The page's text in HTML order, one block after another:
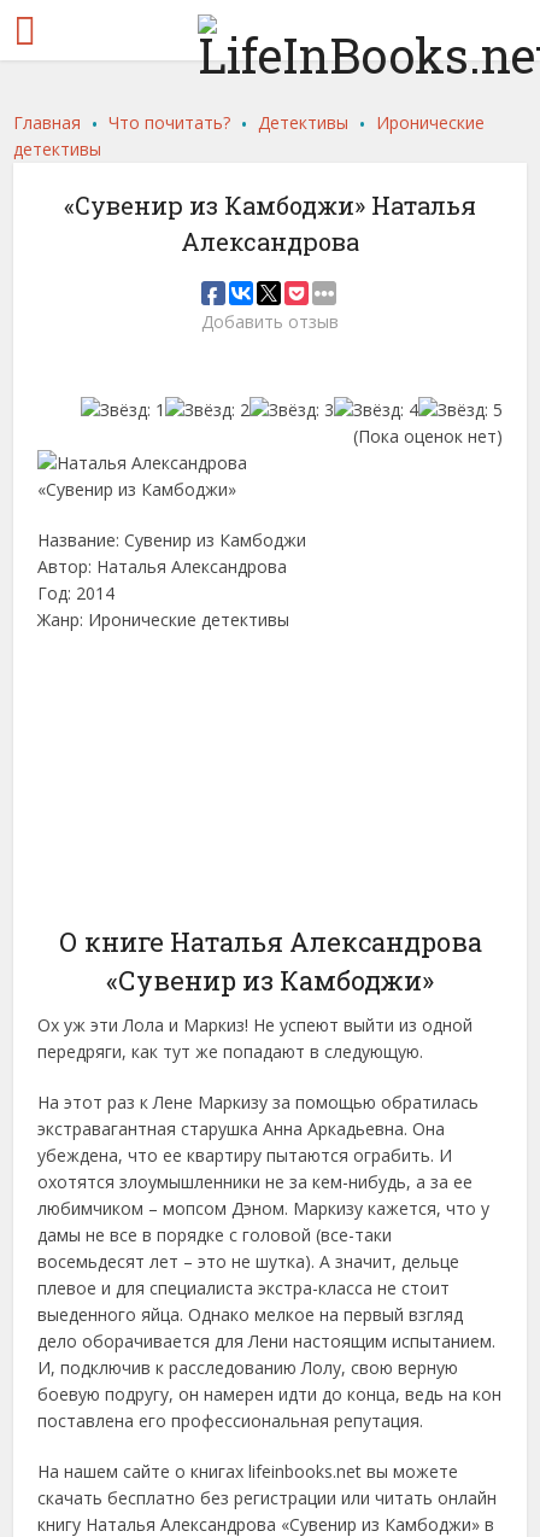
Главная .Что почитать? . Детективы . Иронические
детективы
«Сувенир из Камбоджи» Наталья
Александрова
Добавить отзыв
(Пока оценок нет)
Название: Сувенир из Камбоджи
Автор: Наталья Александрова
Год: 2014
Жанр: Иронические детективы
О книге Наталья Александрова
«Сувенир из Камбоджи»
Ох уж эти Лола и Маркиз! Не успеют выйти из одной
передряги, как тут же попадают в следующую.
На этот раз к Лене Маркизу за помощью обратилась
экстравагантная старушка Анна Аркадьевна. Она
убеждена, что ее квартиру пытаются ограбить. И
охотятся злоумышленники не за кем-нибудь, а за ее
любимчиком – мопсом Дэном. Маркизу кажется, что у
дамы не все в порядке с головой (все-таки
восемьдесят лет – это не шутка). А значит, дельце
плевое и для специалиста экстра-класса не стоит
выеденного яйца. Однако мелкое на первый взгляд
дело оборачивается для Лени настоящим испытанием.
И, подключив к расследованию Лолу, свою верную
боевую подругу, он намерен идти до конца, ведь на кон
поставлена его профессиональная репутация.
На нашем сайте о книгах lifeinbooks.net вы можете
скачать бесплатно без регистрации или читать онлайн
книгу Наталья Александрова «Сувенир из Камбоджи» в